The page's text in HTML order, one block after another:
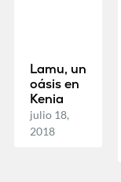
Lamu, un
oásis en
Kenia
julio 18,
2018